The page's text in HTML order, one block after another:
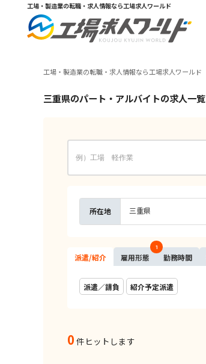
工場・製造業の転職・求人情報なら工場求人ワールド
工場・製造業の転職・求人情報なら工場求人ワールド
三重県のパート・アルバイトの求人一覧
所在地 三重県
派遣/紹介 雇用形態
1
勤務時間
派遣／請負 紹介予定派遣
0 件ヒットします